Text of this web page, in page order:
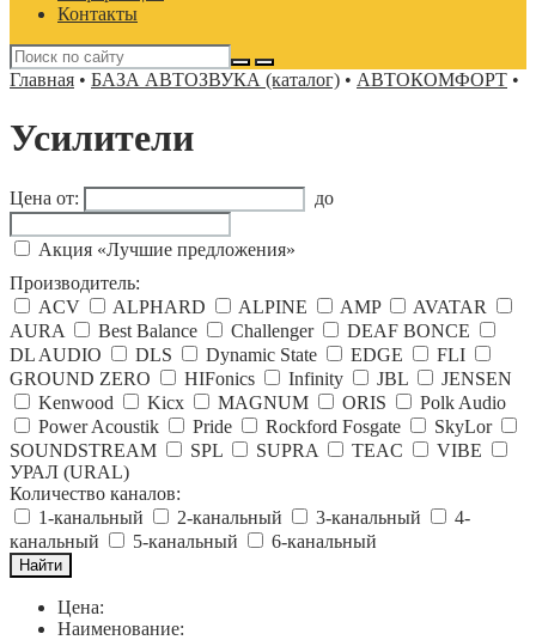
Контакты
Главная • БАЗА АВТОЗВУКА (каталог) • АВТОКОМФОРТ •
Усилители
Цена от: до
Акция «Лучшие предложения»
Производитель:
ACV
ALPHARD ALPINE AMP
AVATAR
AURA
Best Balance Challenger
DEAF BONCE
DL AUDIO
DLS Dynamic State EDGE
FLI
GROUND ZERO
HIFonics Infinity JBL
JENSEN
Kenwood
Kicx MAGNUM ORIS
Polk Audio
Power Acoustik
Pride Rockford Fosgate
SkyLor
SOUNDSTREAM
SPL SUPRA TEAC
VIBE
УРАЛ (URAL)
Количество каналов:
1-канальный
2-канальный 3-канальный
4-
канальный
5-канальный 6-канальный
Цена:
Наименование: